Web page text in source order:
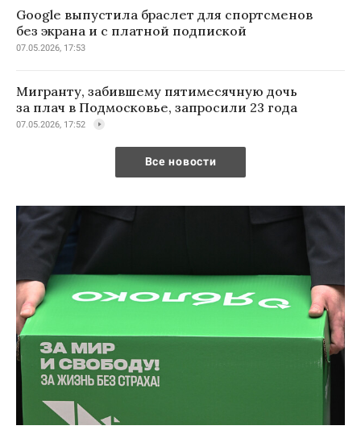
Google выпустила браслет для спортсменов
без экрана и с платной подпиской
07.05.2026, 17:53
Мигранту, забившему пятимесячную дочь
за плач в Подмосковье, запросили 23 года
07.05.2026, 17:52
Все новости